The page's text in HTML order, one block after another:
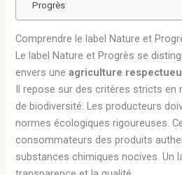
Progrès
Comprendre le label Nature et
Le label Nature et Progrès se
envers uneagriculture
Il repose sur des critères stricts en
de biodiversité. Les producteurs
normes écologiques rigoureuses.
consommateurs des produits
substances chimiques nocives. Un